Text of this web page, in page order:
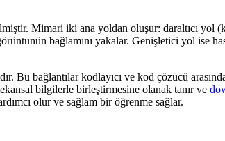
Mimari iki ana yoldan oluşur: daraltıcı
bağlamını yakalar. Genişletici yol
Bu bağlantılar kodlayıcı ve kod çözücü
bilgilerle birleştirmesine olanak tanır ve
olur ve sağlam bir öğrenme sağlar.